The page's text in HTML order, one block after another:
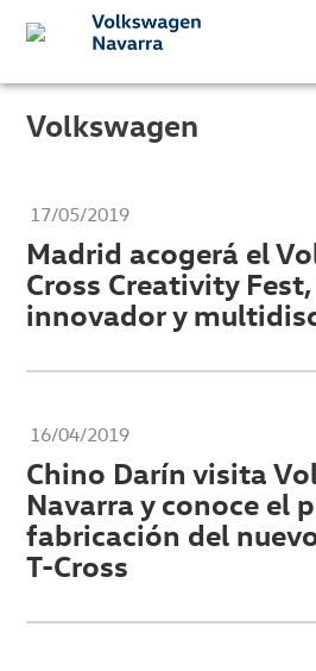
Volkswagen
17/05/2019
Madrid acogerá el
Cross Creativity
innovador y
16/04/2019
Chino Darín visita
Navarra y conoce el
fabricación del
T-Cross